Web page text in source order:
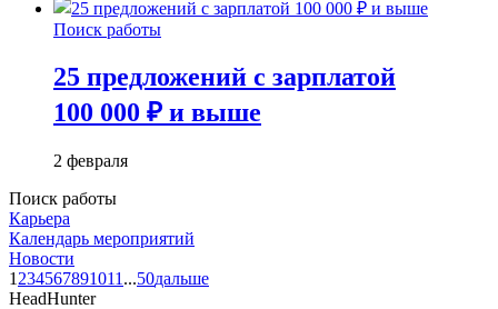
Поиск работы
25 предложений с зарплатой
100 000 ₽ и выше
2 февраля
Поиск работы
Карьера
Календарь мероприятий
Новости
1 234567891011 ...50дальше
HeadHunter